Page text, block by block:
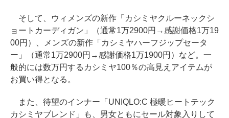
そして、ウィメンズの新作「カシミヤクルーネックシ
ョートカーディガン」（通常1万2900円→感謝価格1万19
00円）、メンズの新作「カシミヤハーフジップセータ
ー」（通常1万2900円→感謝価格1万1900円）など。一
般的には数万円するカシミヤ100％の高見えアイテムが
お買い得となる。
また、待望のインナー「UNIQLO:C 極暖ヒートテック
カシミヤブレンド」も、男女ともにセール対象入りして